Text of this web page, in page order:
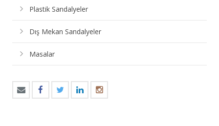
Plastik Sandalyeler
Dış Mekan Sandalyeler
Masalar